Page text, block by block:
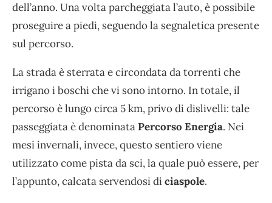
dell’anno. Una volta parcheggiata l’auto, è possibile
proseguire a piedi, seguendo la segnaletica presente
sul percorso.
La strada è sterrata e circondata da torrenti che
irrigano i boschi che vi sono intorno. In totale, il
percorso è lungo circa 5 km, privo di dislivelli: tale
passeggiata è denominataPercorso Energia. Nei
mesi invernali, invece, questo sentiero viene
utilizzato come pista da sci, la quale può essere, per
l’appunto, calcata servendosi diciaspole.